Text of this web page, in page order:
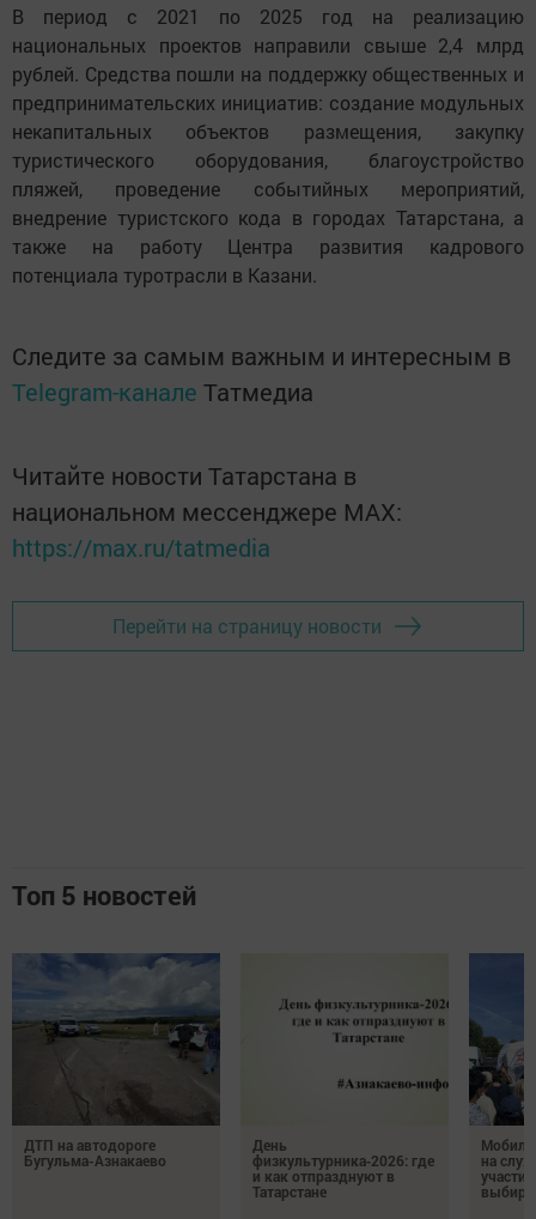
В период с 2021 по 2025 год на реализацию
национальных проектов направили свыше 2,4 млрд
рублей. Средства пошли на поддержку общественных и
предпринимательских инициатив: создание модульных
некапитальных объектов размещения, закупку
туристического оборудования, благоустройство
пляжей, проведение событийных мероприятий,
внедрение туристского кода в городах Татарстана, а
также на работу Центра развития кадрового
потенциала туротрасли в Казани.
Следите за самым важным и интересным в
Telegram-канале Татмедиа
Читайте новости Татарстана в
национальном мессенджере MАХ:
https://max.ru/tatmedia
Перейти на страницу новости
Топ 5 новостей
ДТП на автодороге
Бугульма-Азнакаево
День
физкультурника‑2026: где
и как отпразднуют в
Татарстане
на